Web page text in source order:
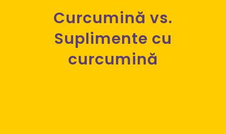
Curcumină vs.
Suplimente cu
curcumină